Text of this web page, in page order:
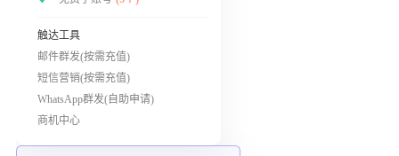
触达工具
邮件群发(按需充值)
短信营销(按需充值)
WhatsApp群发(自助申请)
商机中心